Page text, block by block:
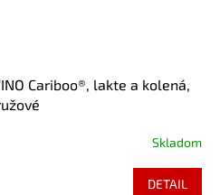
Cariboo®, lakte a kolená,
Skladom
DETAIL